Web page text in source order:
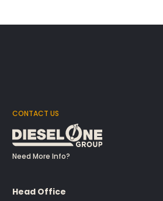
CONTACT US
Need More Info?
Head Office